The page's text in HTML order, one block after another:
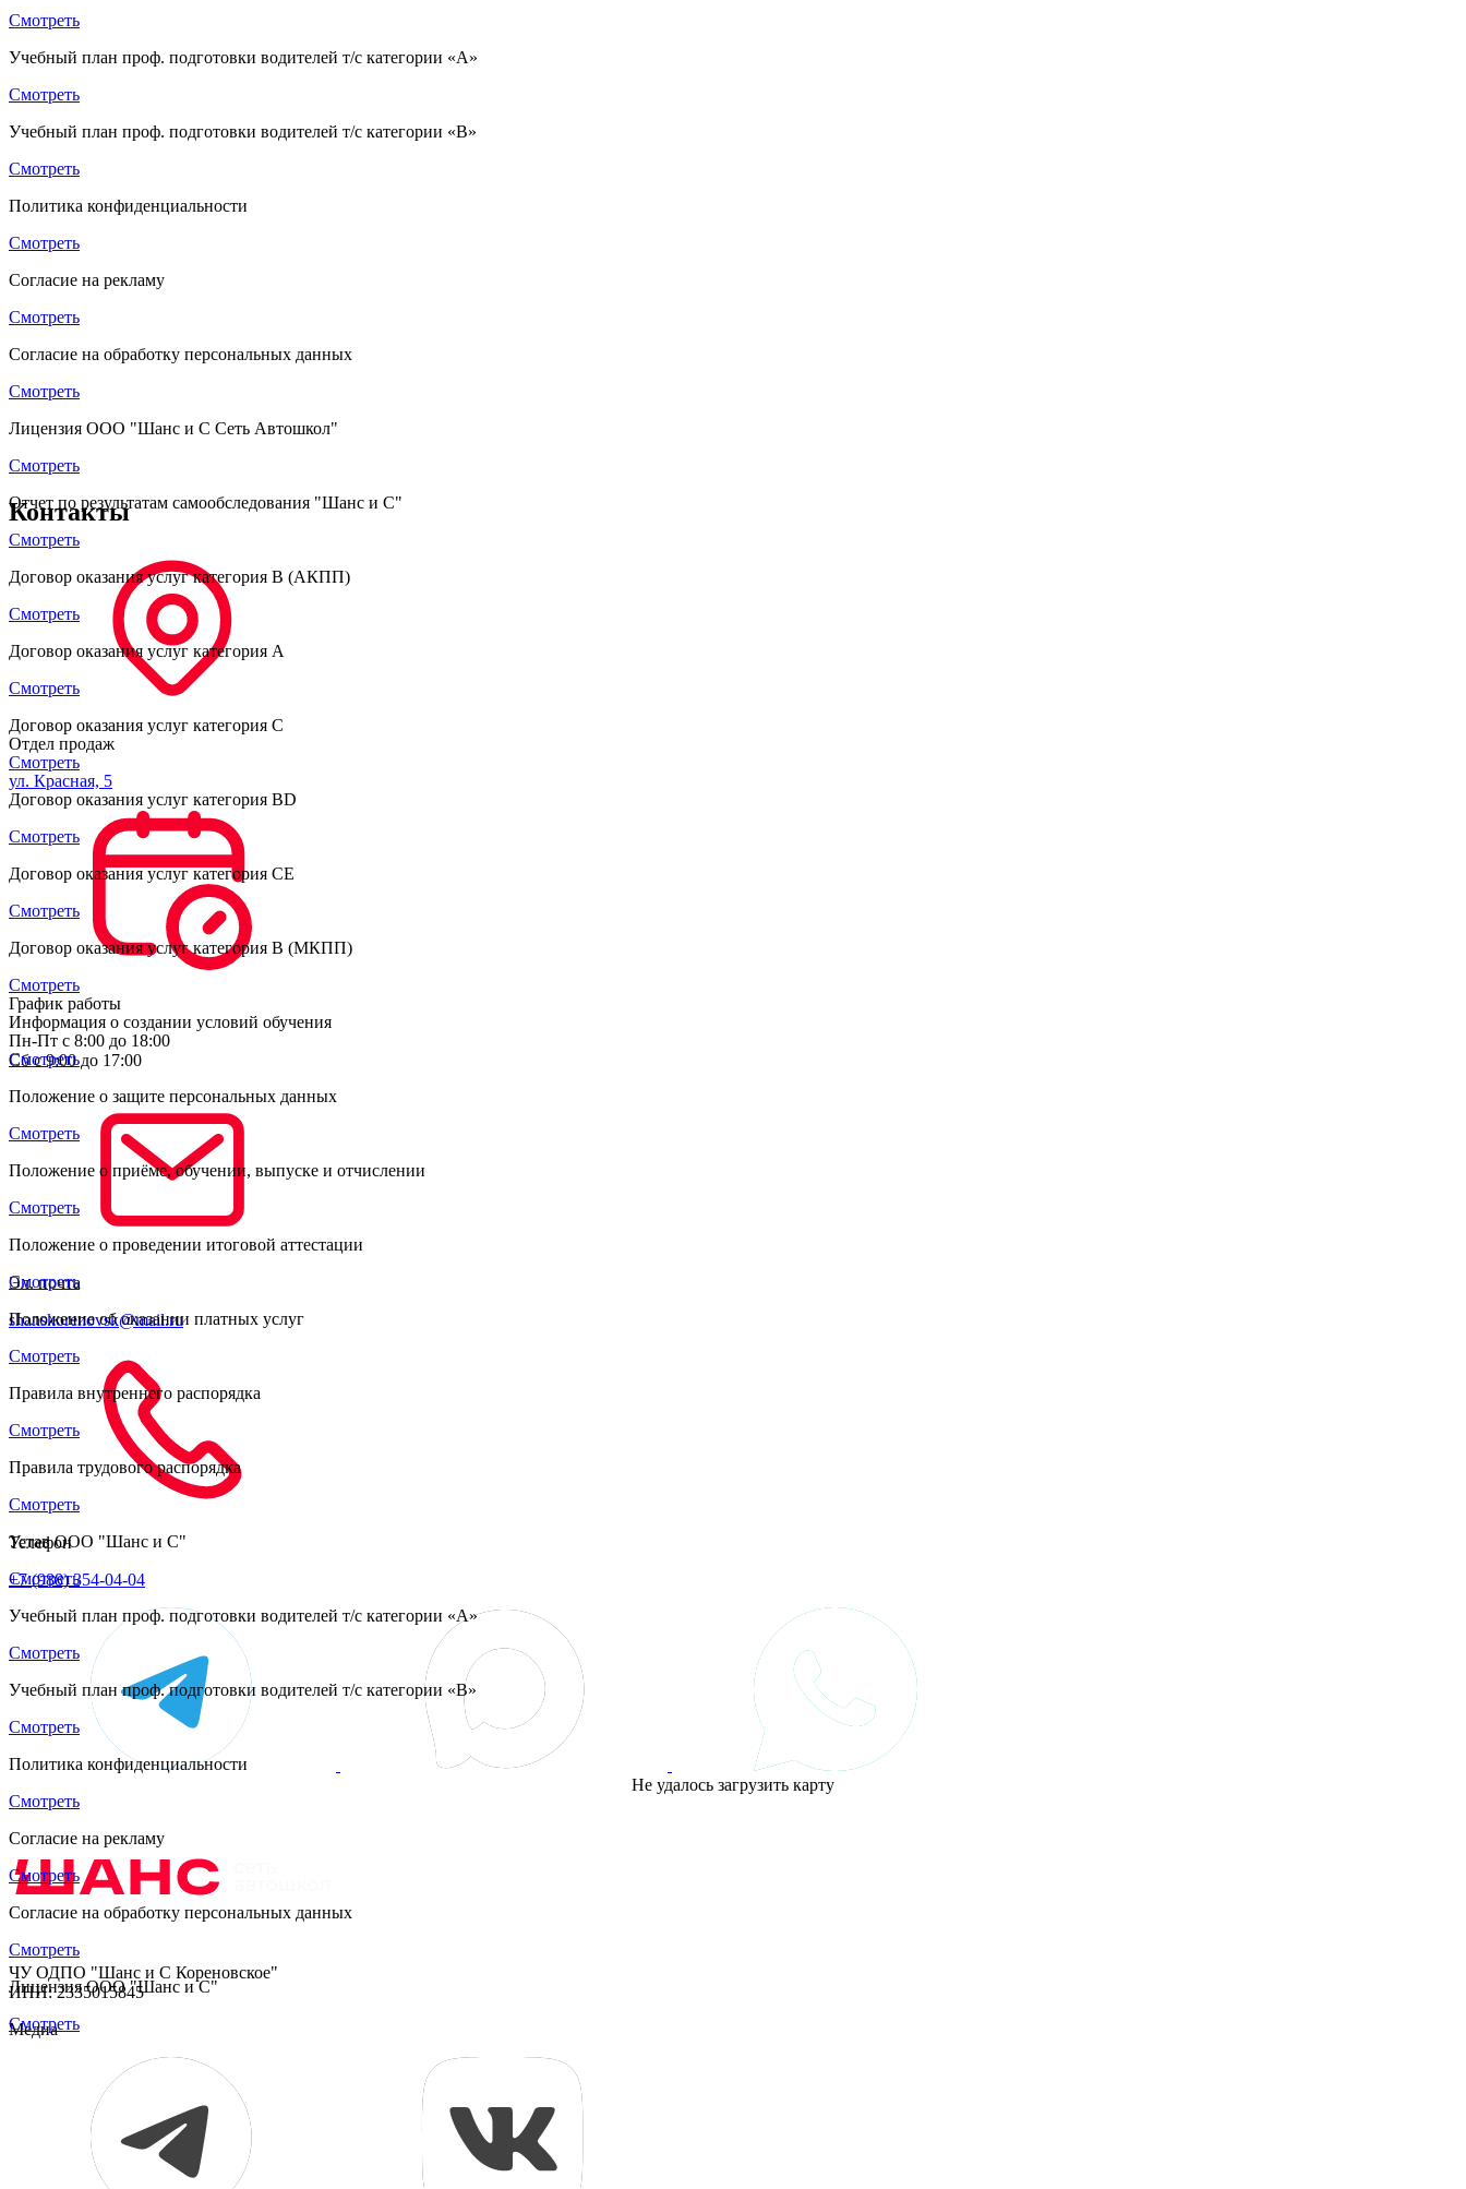
Смотреть
Учебный план проф. подготовки водителей т/с категории «A»
Смотреть
Учебный план проф. подготовки водителей т/с категории «B»
Смотреть
Политика конфиденциальности
Смотреть
Согласие на рекламу
Смотреть
Согласие на обработку персональных данных
Смотреть
Лицензия ООО "Шанс и С Сеть Автошкол"
Смотреть
Отчет по результатам самообследования "Шанс и С"
Смотреть
Договор оказания услуг категория B (АКПП)
Смотреть
Договор оказания услуг категория A
Смотреть
Договор оказания услуг категория С
Смотреть
Договор оказания услуг категория BD
Смотреть
Договор оказания услуг категория CE
Смотреть
Договор оказания услуг категория B (МКПП)
Смотреть
Информация о создании условий обучения
Смотреть
Положение о защите персональных данных
Смотреть
Положение о приёме, обучении, выпуске и отчислении
Смотреть
Положение о проведении итоговой аттестации
Смотреть
Положение об оказании платных услуг
Смотреть
Правила внутреннего распорядка
Смотреть
Правила трудового распорядка
Смотреть
Устав ООО "Шанс и С"
Смотреть
Учебный план проф. подготовки водителей т/с категории «A»
Смотреть
Учебный план проф. подготовки водителей т/с категории «B»
Смотреть
Политика конфиденциальности
Смотреть
Согласие на рекламу
Смотреть
Согласие на обработку персональных данных
Смотреть
Лицензия ООО "Шанс и С"
Смотреть
Контакты
Отдел продаж
ул. Красная, 5
График работы
Пн-Пт с 8:00 до 18:00
Сб с 9:00 до 17:00
Эл. почта
shanskorenovsk@mail.ru
Телефон
+7 (988) 354-04-04
ЧУ ОДПО "Шанс и С Кореновское"
ИНН: 2335015845
Медиа